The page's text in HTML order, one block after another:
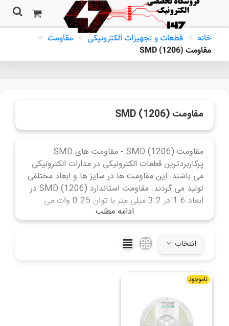
خانه > قطعات و تجهیزات الکترونیکی > مقاومت >
مقاومت (SMD (1206
مقاومت (SMD (1206
مقاومت (SMD (1206 - مقاومت های SMD
پرکاربردترین قطعات الکترونیکی در مدارات الکترونیکی
می باشند. این مقاومت ها در سایز ها و ابعاد مختلفی
تولید می گردند. مقاومت استاندارد (SMD (1206 در
ابعاد 1.6 در 3.2 میلی متر با توان 0.25 وات می
ادامه مطلب
انتخاب
ناموجود